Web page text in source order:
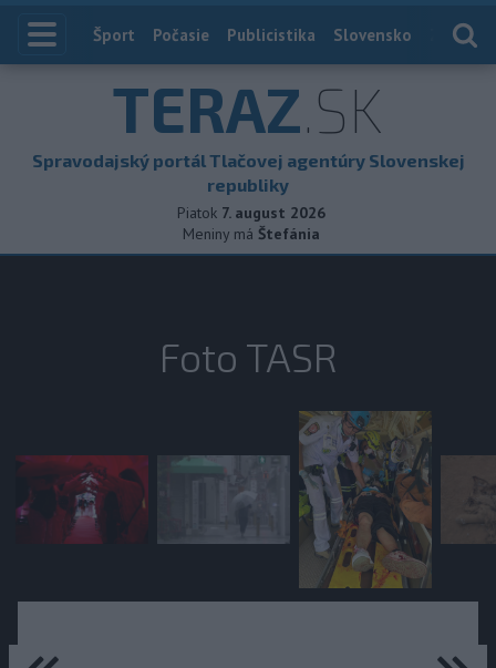
Index
Šport Počasie Publicistika Slovensko
TERAZ.SK
Spravodajský portál Tlačovej agentúry Slovenskej
republiky
Piatok 7. august 2026
Meniny má Štefánia
Foto TASR